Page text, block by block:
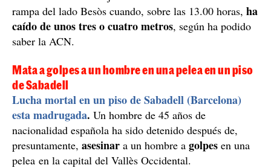
rampa del lado Besòs cuando, sobre las 13.00 horas, ha
caído de unos tres o cuatro metros, según ha podido
saber la ACN.
Mata a golpes a un hombre en una pelea en un piso
de Sabadell
Lucha mortal en un piso de Sabadell (Barcelona)
esta madrugada. Un hombre de 45 años de
nacionalidad española ha sido detenido después de,
presuntamente, asesinar a un hombre a golpes en una
pelea en la capital del Vallès Occidental.